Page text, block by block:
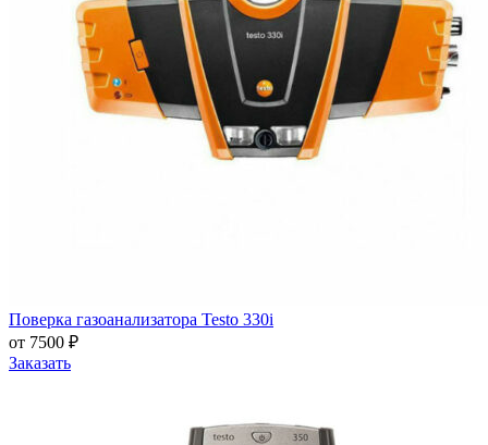
Поверка газоанализатора Testo 330i
от 7500 ₽
Заказать